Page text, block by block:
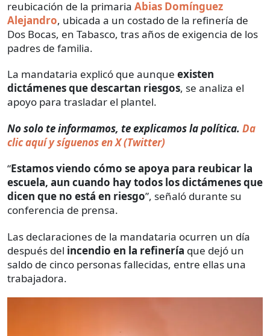
reubicación de la primaria Abias Domínguez
Alejandro, ubicada a un costado de la refinería de
Dos Bocas, en Tabasco, tras años de exigencia de los
padres de familia.
La mandataria explicó que aunque existen
dictámenes que descartan riesgos, se analiza el
apoyo para trasladar el plantel.
No solo te informamos, te explicamos la política. Da
clic aquí y síguenos en X (Twitter)
“Estamos viendo cómo se apoya para reubicar la
escuela, aun cuando hay todos los dictámenes que
dicen que no está en riesgo”, señaló durante su
conferencia de prensa.
Las declaraciones de la mandataria ocurren un día
después del incendio en la refinería que dejó un
saldo de cinco personas fallecidas, entre ellas una
trabajadora.